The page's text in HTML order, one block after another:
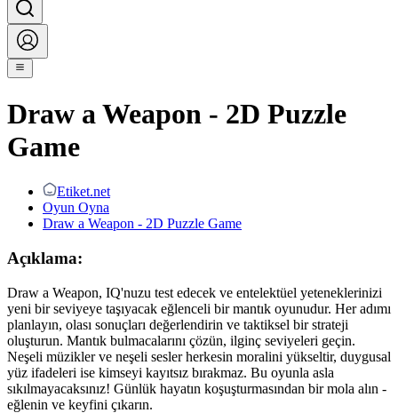
Draw a Weapon - 2D Puzzle
Game
Etiket.net
Oyun Oyna
Draw a Weapon - 2D Puzzle Game
Açıklama:
Draw a Weapon, IQ'nuzu test edecek ve entelektüel yeteneklerinizi
yeni bir seviyeye taşıyacak eğlenceli bir mantık oyunudur. Her adımı
planlayın, olası sonuçları değerlendirin ve taktiksel bir strateji
oluşturun. Mantık bulmacalarını çözün, ilginç seviyeleri geçin.
Neşeli müzikler ve neşeli sesler herkesin moralini yükseltir, duygusal
yüz ifadeleri ise kimseyi kayıtsız bırakmaz. Bu oyunla asla
sıkılmayacaksınız! Günlük hayatın koşuşturmasından bir mola alın -
eğlenin ve keyfini çıkarın.